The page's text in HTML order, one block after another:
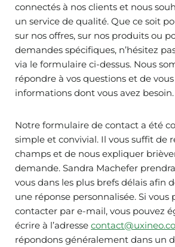
connectés à nos clients et nous
un service de qualité. Que ce soit
sur nos offres, sur nos produits ou
demandes spécifiques, n’hésitez
via le formulaire ci-dessus. Nous
répondre à vos questions et de
informations dont vous avez besoin.
Notre formulaire de contact a été
simple et convivial. Il vous suffit de
champs et de nous expliquer
demande. Sandra Machefer
vous dans les plus brefs délais afin
une réponse personnalisée. Si vous
contacter par e-mail, vous pouvez
écrire à l’adresse
répondons généralement dans un